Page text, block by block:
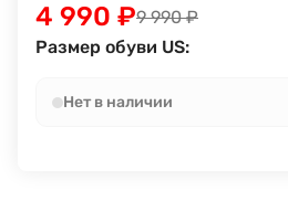
9 990₽
4 990 ₽
Размер обуви US:
Нет в наличии